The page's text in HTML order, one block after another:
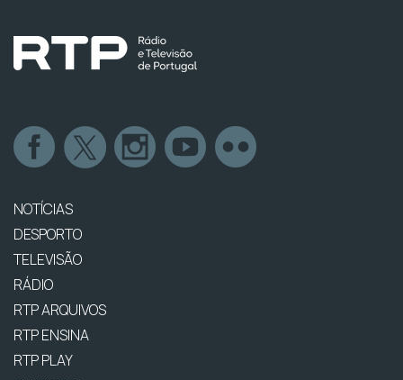
NOTÍCIAS
DESPORTO
TELEVISÃO
RÁDIO
RTP ARQUIVOS
RTP ENSINA
RTP PLAY